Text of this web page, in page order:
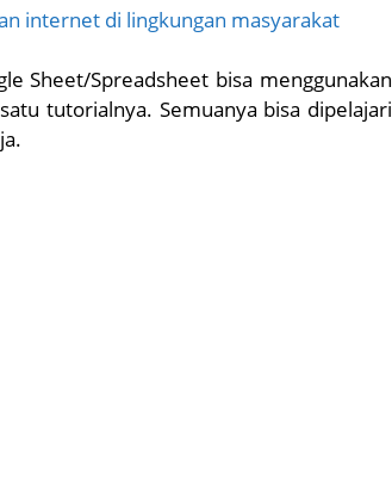
internet di lingkungan masyarakat
Sheet/Spreadsheet bisa menggunakan
tutorialnya. Semuanya bisa dipelajari